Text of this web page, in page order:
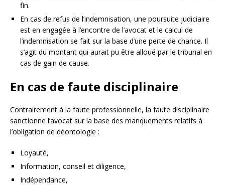
fin.
En cas de refus de l’indemnisation, une poursuite judiciaire
est en engagée à l’encontre de l’avocat et le calcul de
l’indemnisation se fait sur la base d’une perte de chance. Il
s’agit du montant qui aurait pu être alloué par le tribunal en
cas de gain de cause.
En cas de faute disciplinaire
Contrairement à la faute professionnelle, la faute disciplinaire
sanctionne l’avocat sur la base des manquements relatifs à
l’obligation de déontologie :
Loyauté,
Information, conseil et diligence,
Indépendance,